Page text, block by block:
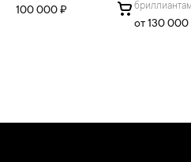
100 000 ₽
от 130 000